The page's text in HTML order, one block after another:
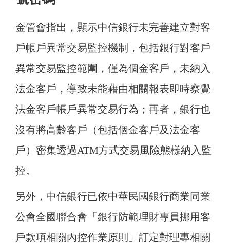
金管會指出，顯示中信銀行未完善建立對客
戶帳戶異常交易監控機制，包括銀行對客戶
異常交易監控範圍，僅為個金客戶，未納入
法金客戶，導致未能藉由相關報表即時察覺
法金客戶帳戶異常交易行為；再者，銀行也
沒有將高齡客戶（包括個金客戶及法金客
戶）密集透過ATM方式交易風險態樣納入監
控。
另外，中信銀行已依中華民國銀行商業同業
公會全國聯合會「銀行防範理財專員挪用客
戶款項相關內控作業原則」訂定對理專相關